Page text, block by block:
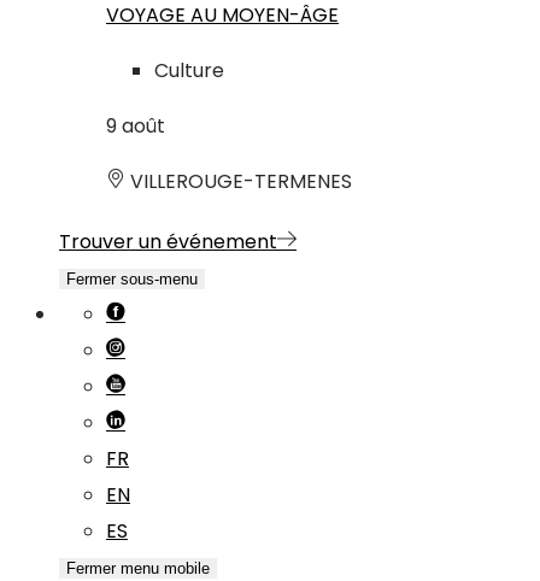
VOYAGE AU MOYEN-ÂGE
Culture
9août
VILLEROUGE-TERMENES
Trouver un événement
Fermer sous-menu
FR
EN
ES
Fermer menu mobile